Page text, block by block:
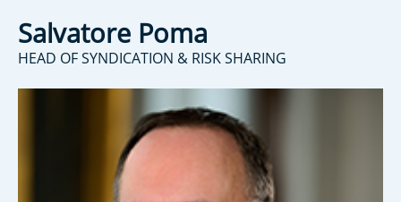
Salvatore Poma
HEAD OF SYNDICATION & RISK SHARING